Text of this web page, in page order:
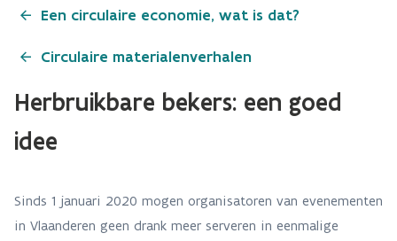
Een circulaire economie, wat is dat?
Circulaire materialenverhalen
Herbruikbare bekers: een goed
idee
Sinds 1 januari 2020 mogen organisatoren van evenementen
in Vlaanderen geen drank meer serveren in eenmalige